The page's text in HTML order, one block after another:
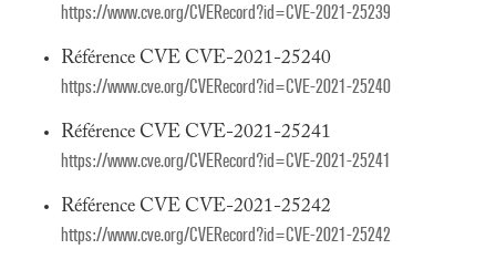
https://www.cve.org/CVERecord?id=CVE-2021-25239
Référence CVE CVE-2021-25240
https://www.cve.org/CVERecord?id=CVE-2021-25240
Référence CVE CVE-2021-25241
https://www.cve.org/CVERecord?id=CVE-2021-25241
Référence CVE CVE-2021-25242
https://www.cve.org/CVERecord?id=CVE-2021-25242